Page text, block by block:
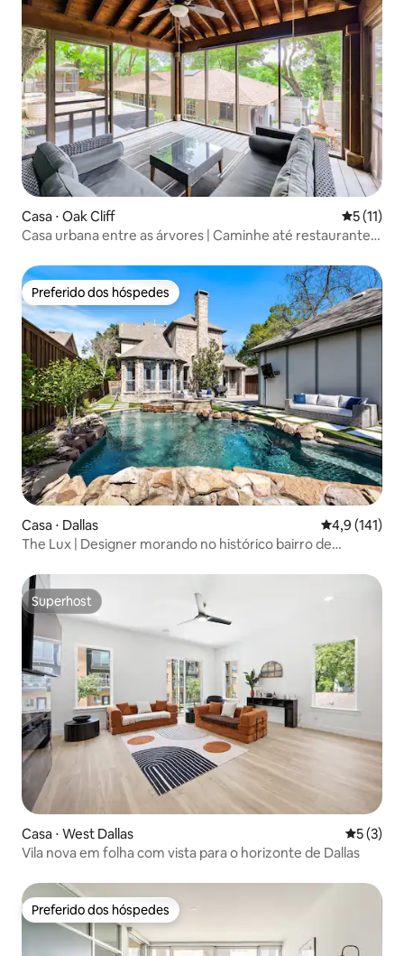
Casa ⋅ Oak Cliff 5 de uma
5 (11)
Casa urbana entre as árvores | Caminhe até restaurantes
Preferido dos hóspedes
Preferido dos hóspedes
Casa ⋅ Dallas 4,9 de uma
4,9 (141)
The Lux | Designer morando no histórico bairro de
Superhost
Superhost
Casa ⋅ West Dallas 5 de
5 (3)
Vila nova em folha com vista para o horizonte de Dallas
Preferido dos hóspedes
Preferido dos hóspedes